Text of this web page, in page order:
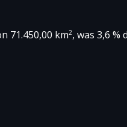
71.450,00 km2, was 3,6 %